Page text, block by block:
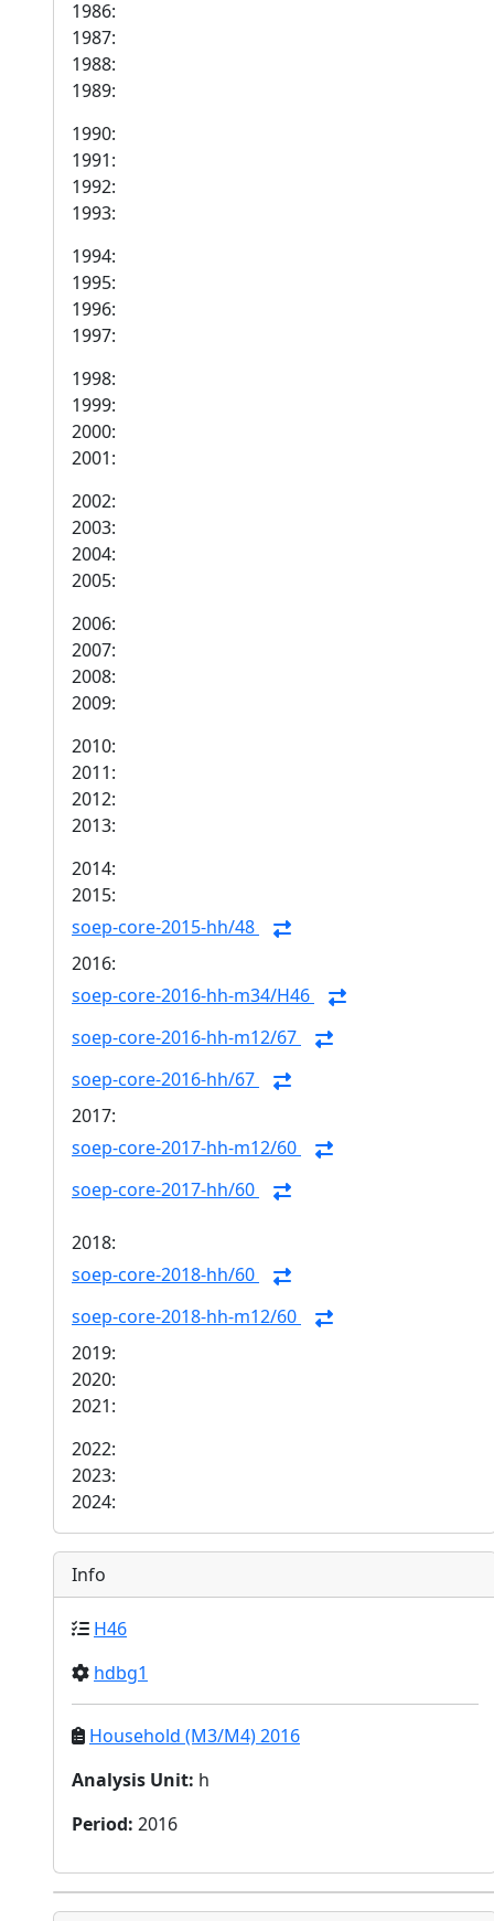
1986:
1987:
1988:
1989:
1990:
1991:
1992:
1993:
1994:
1995:
1996:
1997:
1998:
1999:
2000:
2001:
2002:
2003:
2004:
2005:
2006:
2007:
2008:
2009:
2010:
2011:
2012:
2013:
2014:
2015:
soep-core-2015-hh/48
2016:
soep-core-2016-hh-m34/H46
soep-core-2016-hh-m12/67
soep-core-2016-hh/67
2017:
soep-core-2017-hh-m12/60
soep-core-2017-hh/60
2018:
soep-core-2018-hh/60
soep-core-2018-hh-m12/60
2019:
2020:
2021:
2022:
2023:
2024:
Info
H46
hdbg1
Household (M3/M4) 2016
Analysis Unit: h
Period: 2016